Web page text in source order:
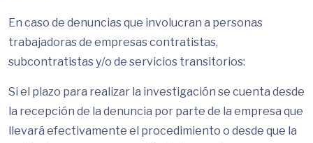
En caso de denuncias que involucran a personas
trabajadoras de empresas contratistas,
subcontratistas y/o de servicios transitorios:
Si el plazo para realizar la investigación se cuenta desde
la recepción de la denuncia por parte de la empresa que
llevará efectivamente el procedimiento o desde que la